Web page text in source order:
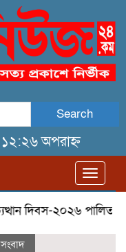
Search
অপরাহ্ন
২০২৬ পালিত